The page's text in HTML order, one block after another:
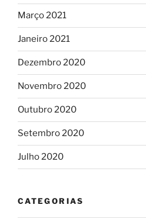
Março 2021
Janeiro 2021
Dezembro 2020
Novembro 2020
Outubro 2020
Setembro 2020
Julho 2020
CATEGORIAS